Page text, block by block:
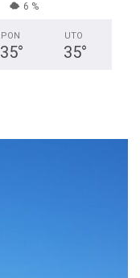
6 %
PON
35°
UTO
35°